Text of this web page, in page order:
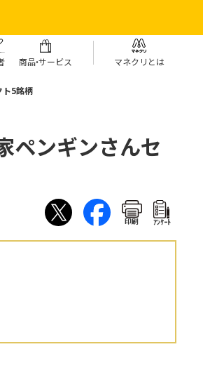
商品・サービス マネクリとは
ト5銘柄
ペンギンさんセ
印刷 ｱﾝｹｰﾄ